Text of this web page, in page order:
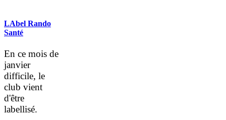
LAbel Rando
Santé
En ce mois de
janvier
difficile, le
club vient
d'être
labellisé.